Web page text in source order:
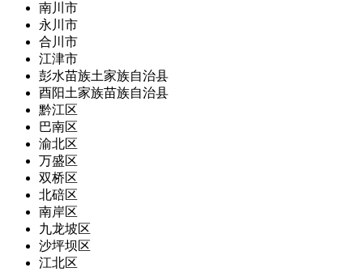
南川市
永川市
合川市
江津市
彭水苗族土家族自治县
酉阳土家族苗族自治县
黔江区
巴南区
渝北区
万盛区
双桥区
北碚区
南岸区
九龙坡区
沙坪坝区
江北区